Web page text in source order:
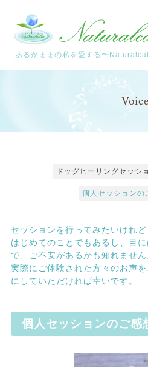
あるがままの私を愛する〜
Voice
ドッグヒーリングセッシ
個人セッションの
セッションを行ってみたいけれど
はじめてのことでもあるし、目
で、ご不安があるかも知れません
実際にご体験された方々のお声
にしていただければ幸いです。
個人セッションのご感